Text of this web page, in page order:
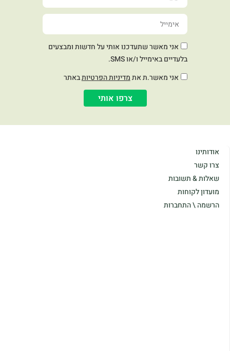
אני מאשר שתעדכנו אותי על חדשות ומבצעים
בלעדיים באימייל ו/או SMS.
אני מאשר.ת אתמדיניות הפרטיותבאתר
צרפו אותי
אודותינו
צרו קשר
שאלות & תשובות
מועדון לקוחות
הרשמה \ התחברות